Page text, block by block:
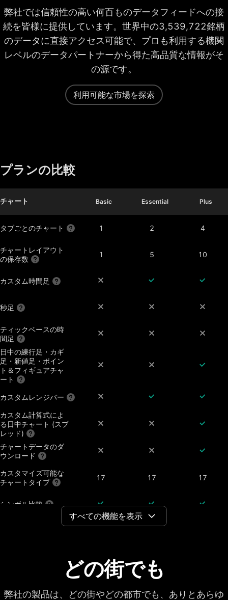
弊社では信頼性の高い何百ものデータフィードへの接
続を皆様に提供しています。世界中の3,539,722銘柄
のデータに直接アクセス可能で、プロも利用する機関
レベルのデータパートナーから得た高品質な情報がそ
の源です。
利用可能な市場を探索
プランの比較
Basic Essential Plus
チャート Basic Essential Plus
タブごとのチャート 1 2 4
チャートレイアウト
の保存数
1 5 10
カスタム時間足
秒足
ティックベースの時
間足
日中の練行足・カギ
足・新値足・ポイン
ト＆フィギュアチャ
ート
カスタムレンジバー
カスタム計算式によ
る日中チャート (スプ
レッド)
チャートデータのダ
ウンロード
カスタマイズ可能な
チャートタイプ
17 17 17
シンボル比較
との財務データ
すべての機能を表示
どの街でも
弊社の製品は、どの街やどの都市でも、ありとあらゆ